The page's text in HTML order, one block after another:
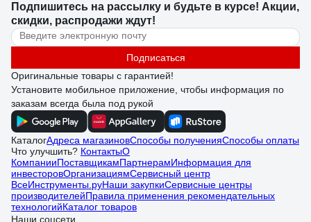
Подпишитесь на рассылку и будьте в курсе! Акции,
скидки, распродажи ждут!
Подписаться
Оригинальные товары с гарантией!
Установите мобильное приложение, чтобы информация по
заказам всегда была под рукой
КаталогАдреса магазиновСпособы полученияСпособы оплаты
Что улучшить? КонтактыО
КомпанииПоставщикамПартнерамИнформация для
инвесторовОрганизациямСервисный центр
ВсеИнструменты.руНаши закупкиСервисные центры
производителейПравила применения рекомендательных
технологийКаталог товаров
Наши соцсети